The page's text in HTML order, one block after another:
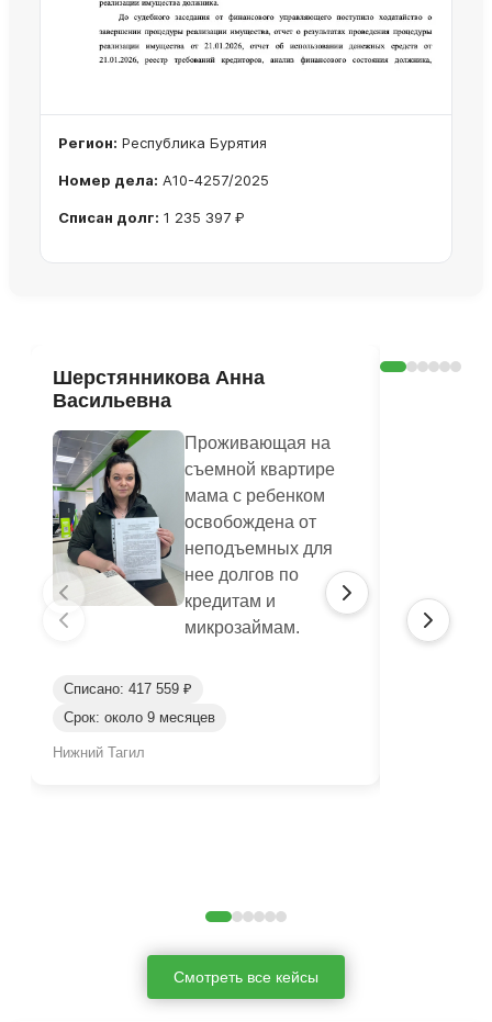
Регион: Республика Бурятия
Номер дела: А10-4257/2025
Списан долг: 1 235 397 ₽
Шерстянникова Анна
Васильевна
Проживающая на
съемной квартире
мама с ребенком
освобождена от
неподъемных для
нее долгов по
кредитам и
микрозаймам.
Списано: 417 559 ₽
Срок: около 9 месяцев
Нижний Тагил
Смотреть все кейсы